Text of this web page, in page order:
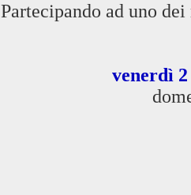
Partecipando ad uno
venerdì